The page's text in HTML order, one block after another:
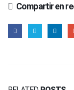
Compartir en